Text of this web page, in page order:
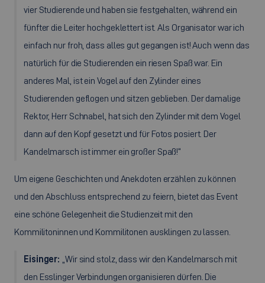
vier Studierende und haben sie festgehalten, während ein
fünfter die Leiter hochgeklettert ist. Als Organisator war ich
einfach nur froh, dass alles gut gegangen ist! Auch wenn das
natürlich für die Studierenden ein riesen Spaß war. Ein
anderes Mal, ist ein Vogel auf den Zylinder eines
Studierenden geflogen und sitzen geblieben. Der damalige
Rektor, Herr Schnabel, hat sich den Zylinder mit dem Vogel
dann auf den Kopf gesetzt und für Fotos posiert. Der
Kandelmarsch ist immer ein großer Spaß!“
Um eigene Geschichten und Anekdoten erzählen zu können
und den Abschluss entsprechend zu feiern, bietet das Event
eine schöne Gelegenheit die Studienzeit mit den
Kommilitoninnen und Kommilitonen ausklingen zu lassen.
Eisinger: „Wir sind stolz, dass wir den Kandelmarsch mit
den Esslinger Verbindungen organisieren dürfen. Die